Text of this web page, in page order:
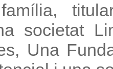
societat
Una